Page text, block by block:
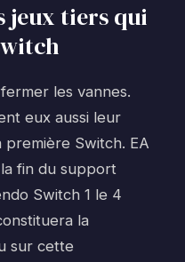
jeux tiers qui
les vannes.
eux aussi leur
Switch. EA
fin du support
Switch 1 le 4
la
sur cette